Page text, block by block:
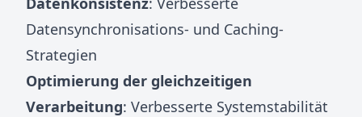
Datensynchronisations- und Caching-
Strategien
Optimierung der gleichzeitigen
Verarbeitung: Verbesserte Systemstabilität